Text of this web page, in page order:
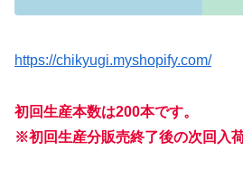
https://chikyugi.myshopify.com/
初回生産本数は200本です。
※初回生産分販売終了後の次回入